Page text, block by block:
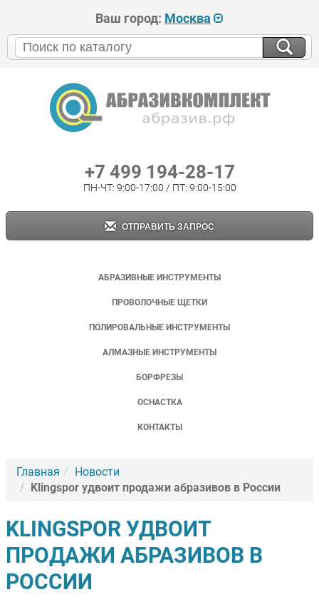
Ваш город: Москва
+7 499 194-28-17
ПН-ЧТ: 9:00-17:00 / ПТ: 9:00-15:00
ОТПРАВИТЬ ЗАПРОС
АБРАЗИВНЫЕ ИНСТРУМЕНТЫ
ПРОВОЛОЧНЫЕ ЩЕТКИ
ПОЛИРОВАЛЬНЫЕ ИНСТРУМЕНТЫ
АЛМАЗНЫЕ ИНСТРУМЕНТЫ
БОРФРЕЗЫ
ОСНАСТКА
КОНТАКТЫ
Главная
Новости
Klingspor удвоит продажи абразивов в России
KLINGSPOR УДВОИТ
ПРОДАЖИ АБРАЗИВОВ В
РОССИИ